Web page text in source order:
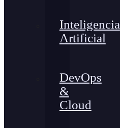
Inteligencia
Artificial
DevOps
&
Cloud